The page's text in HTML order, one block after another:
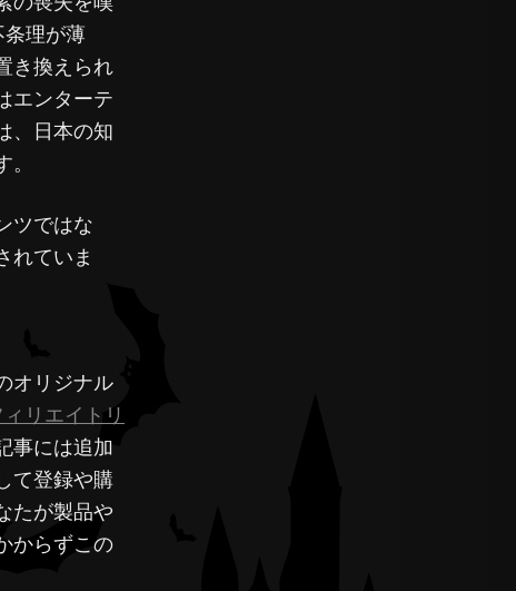
理が薄
き換えられ
エンターテ
、日本の知
ツではな
れていま
オリジナル
リエイトリ
事には追加
て登録や購
たが製品や
からずこの